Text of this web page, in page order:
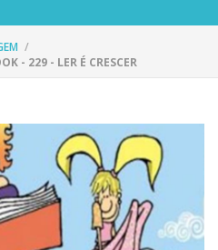
- 229 - LER É CRESCER